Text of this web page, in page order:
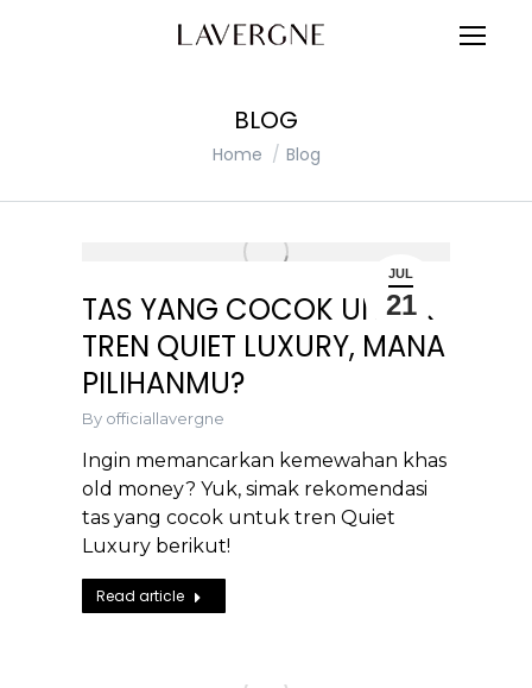
BLOG
You are here:
Home Blog
JUL
21
TAS YANG COCOK UNTUK
TREN QUIET LUXURY, MANA
PILIHANMU?
By officiallavergne
Ingin memancarkan kemewahan khas
old money? Yuk, simak rekomendasi
tas yang cocok untuk tren Quiet
Luxury berikut!
Read article